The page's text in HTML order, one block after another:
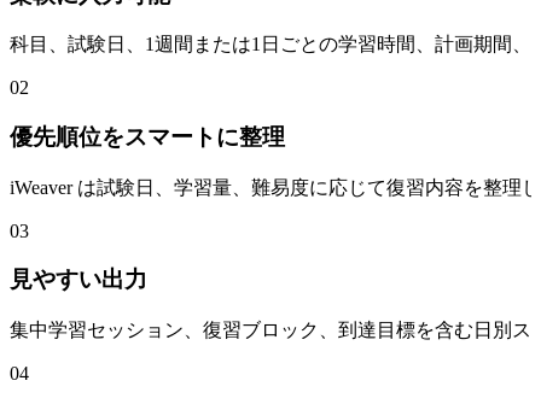
科目、試験日、1週間または1日ごとの学習時間、計画期間
02
優先順位をスマートに整理
iWeaver は試験日、学習量、難易度に応じて復習内容を整
03
見やすい出力
集中学習セッション、復習ブロック、到達目標を含む日別
04